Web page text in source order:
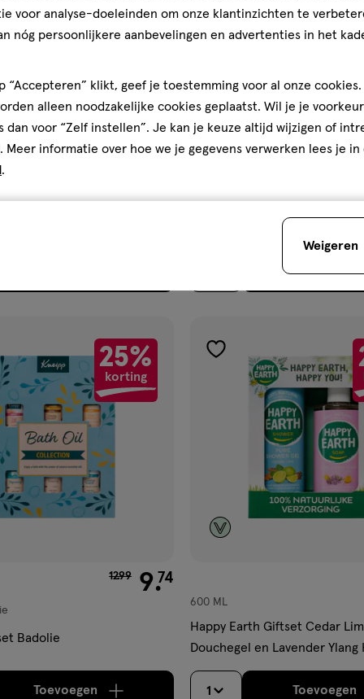
Bijna uitverkocht!Er
Toevoegen
25%
korting
van € 12.99 voor € 9.74
12.99 9.74
Badolie
Toevoegenverhoog aantal met één, Bijna uitverkocht!Er
toevoegen
verlanglijst
600 ML
Happy Earth Giftset Cedar
Douchegel en Lavender Ylang
1 Toevoegen
voor analyse-doeleinden om onze klantinzichten te
nóg persoonlijkere aanbevelingen en advertenties in het
“Accepteren” klikt, geef je toestemming voor al onze cookies.
alleen noodzakelijke cookies geplaatst. Wil je je
dan voor “Zelf instellen”. Je kan je keuze altijd wijzigen of
. Meer informatie over hoe we je gegevens verwerken lees je in
.
Weigeren